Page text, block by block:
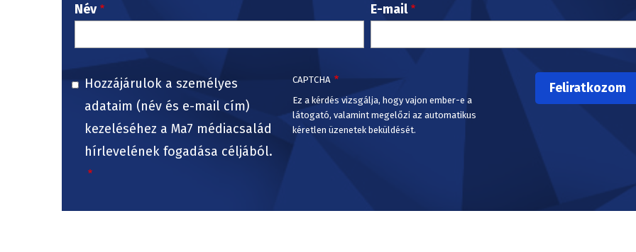
Név E-mail
Hozzájárulok a személyes
adataim (név és e-mail cím)
kezeléséhez a Ma7 médiacsalád
hírlevelének fogadása céljából.
CAPTCHA
Ez a kérdés vizsgálja, hogy vajon ember-e a
látogató, valamint megelőzi az automatikus
kéretlen üzenetek beküldését.